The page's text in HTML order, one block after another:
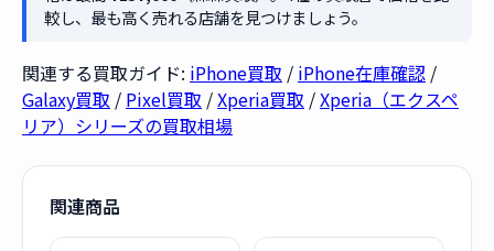
較し、最も高く売れる店舗を見つけましょう。
関連する買取ガイド: iPhone買取 / iPhone在庫確認 /
Galaxy買取 / Pixel買取 /Xperia買取 /Xperia（エクスペ
リア）シリーズの買取相場
関連商品